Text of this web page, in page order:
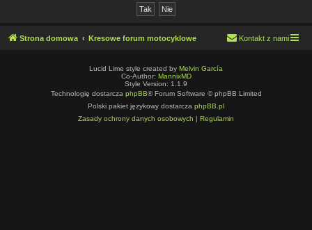
Strona domowa Kresowe forum motocyklowe Kontakt z nami
Lucid Lime style created by Melvin García
Co-Author: MannixMD
Style Version: 1.1.9
Technologię dostarcza phpBB® Forum Software © phpBB Limited
Polski pakiet językowy dostarcza phpBB.pl
Zasady ochrony danych osobowych | Regulamin